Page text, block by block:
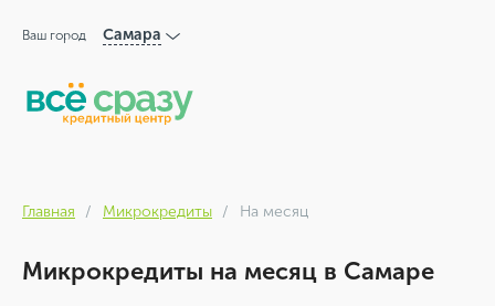
Ваш город Самара
Главная Микрокредиты На месяц
Микрокредиты на месяц в Самаре